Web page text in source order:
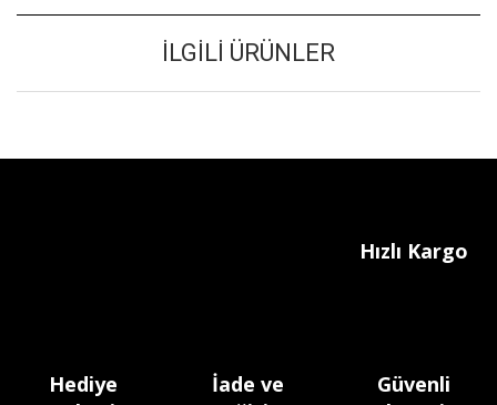
İLGILI ÜRÜNLER
Hızlı Kargo
Hediye
İade ve
Güvenli